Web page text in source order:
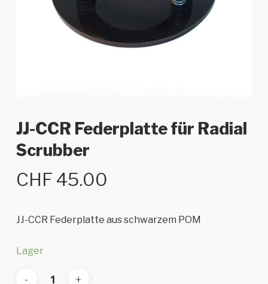
JJ-CCR Federplatte für Radial
Scrubber
CHF 45.00
JJ-CCR Federplatte aus schwarzem POM
Lager